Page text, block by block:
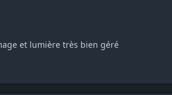
et lumière très bien géré